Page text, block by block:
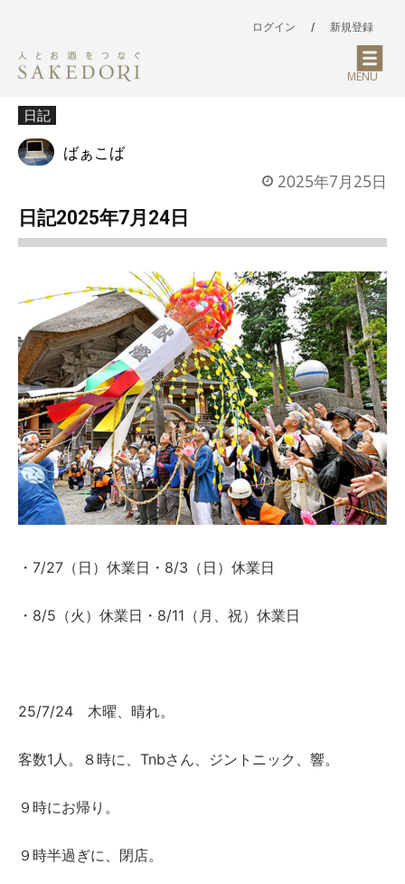
ログイン / 新規登録
MENU
日記
ばぁこば
2025年7月25日
日記2025年7月24日
・7/27（日）休業日・8/3（日）休業日
・8/5（火）休業日・8/11（月、祝）休業日
25/7/24 木曜、晴れ。
客数1人。８時に、Tnbさん、ジントニック、響。
９時にお帰り。
９時半過ぎに、閉店。